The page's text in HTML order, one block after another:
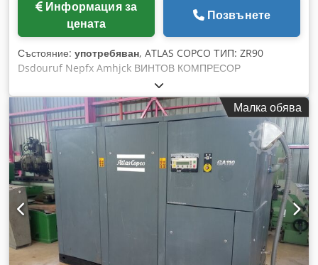
Информация за
цената
Позвънете
Състояние: употребяван, ATLAS COPCO ТИП: ZR90
Dsdouruf Nepfx Amhjck ВИНТОВ КОМПРЕСОР
Малка обява